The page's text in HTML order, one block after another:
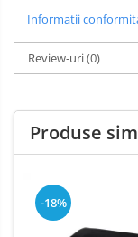
Informatii
Review-uri(0)
Produse
-18%